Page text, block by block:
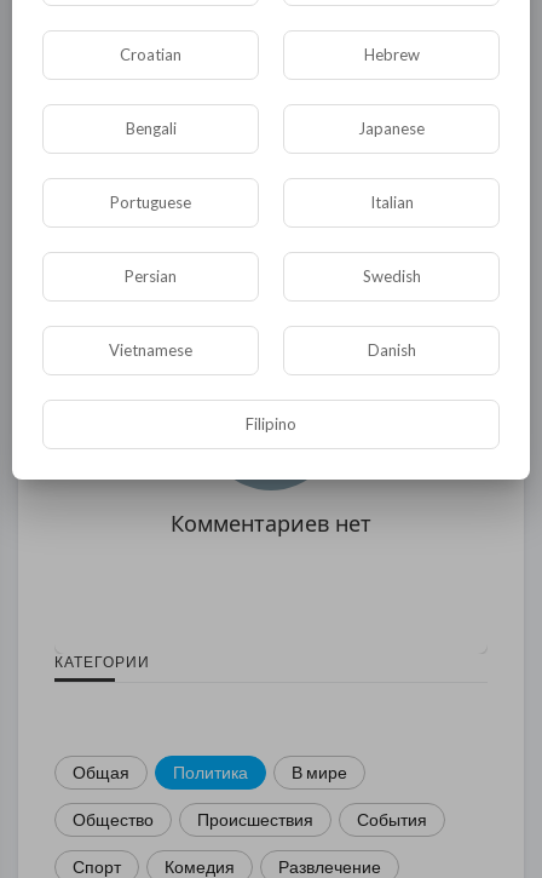
вопросы. Пока возмущенные жители не
погнали их из насиженных кресел грязными
тряпками.
Опубликовать
Комментариев нет
КАТЕГОРИИ
Общая Политика В мире
Общество Происшествия События
Спорт Комедия Развлечение
Croatian Hebrew
Bengali Japanese
Portuguese Italian
Persian Swedish
Vietnamese Danish
Filipino